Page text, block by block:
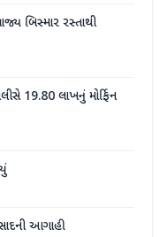
બિસ્માર રસ્તાથી
19.80 લાખનું મોર્ફિન
આગાહી